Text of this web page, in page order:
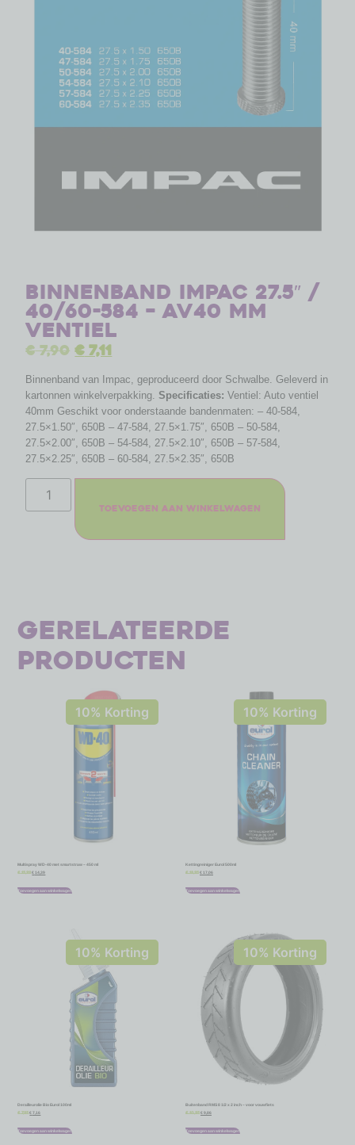
Binnenband Impac 27.5″ /
40/60-584 – AV40 mm
ventiel
€7,90 €7,11
Binnenband van Impac, geproduceerd door Schwalbe. Geleverd in
kartonnen winkelverpakking.Specificaties: Ventiel: Auto ventiel
40mm Geschikt voor onderstaande bandenmaten: – 40-584,
27.5×1.50″, 650B – 47-584, 27.5×1.75″, 650B – 50-584,
27.5×2.00″, 650B – 54-584, 27.5×2.10″, 650B – 57-584,
27.5×2.25″, 650B – 60-584, 27.5×2.35″, 650B
Toevoegen aan winkelwagen
Gerelateerde
producten
10% Korting
Multispray WD-40 met smartstraw – 450 ml
€ 15,99 € 14,39
Toevoegen aan winkelwagen
10% Korting
Kettingreiniger Eurol 500ml
€ 18,95 € 17,06
Toevoegen aan winkelwagen
10% Korting
Derailleurolie Bio Eurol 100ml
€ 7,95 € 7,16
Toevoegen aan winkelwagen
10% Korting
Buitenband RMS 8 1/2 x 2 inch – voor vouwfiets
€ 10,95 € 9,86
Toevoegen aan winkelwagen